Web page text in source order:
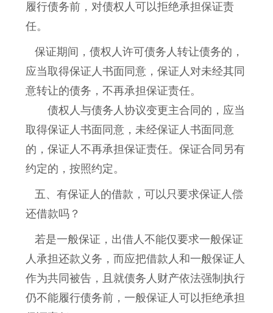
履行债务前，对债权人可以拒绝承担保证责
任。
保证期间，债权人许可债务人转让债务的，
应当取得保证人书面同意，保证人对未经其同
意转让的债务，不再承担保证责任。
债权人与债务人协议变更主合同的，应当
取得保证人书面同意，未经保证人书面同意
的，保证人不再承担保证责任。保证合同另有
约定的，按照约定。
五、有保证人的借款，可以只要求保证人偿
还借款吗？
若是一般保证，出借人不能仅要求一般保证
人承担还款义务，而应把借款人和一般保证人
作为共同被告，且就债务人财产依法强制执行
仍不能履行债务前，一般保证人可以拒绝承担